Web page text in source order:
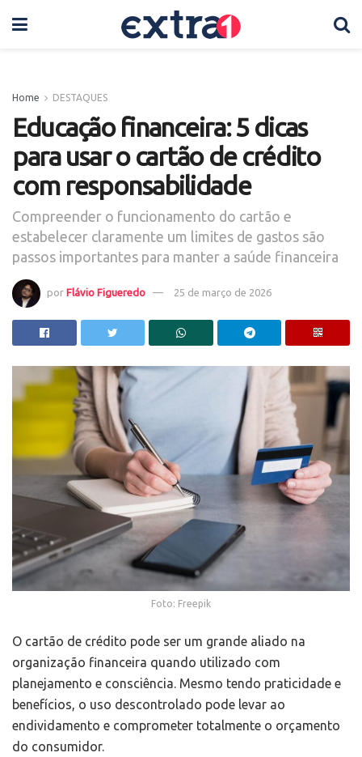
Home DESTAQUES
Educação financeira: 5 dicas
para usar o cartão de crédito
com responsabilidade
Compreender o funcionamento do cartão e
estabelecer claramente um limites de gastos são
passos importantes para manter a saúde financeira
por Flávio Figueredo 25 de março de 2026
Foto: Freepik
O cartão de crédito pode ser um grande aliado na
organização financeira quando utilizado com
planejamento e consciência. Mesmo tendo praticidade e
benefícios, o uso descontrolado pode levar ao
endividamento e comprometer totalmente o orçamento
do consumidor.